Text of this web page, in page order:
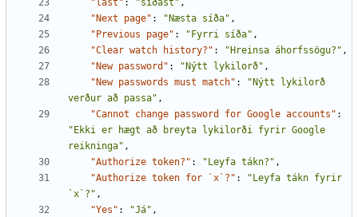
"last" : "síðast" ,
"Next page" : "Næsta síða" ,
"Previous page" : "Fyrri síða" ,
"Clear watch history?" : "Hreinsa áhorfssögu?" ,
"New password" : "Nýtt lykilorð" ,
"New passwords must match" :
"Nýtt lykilorð
verður að passa" ,
"Cannot change password for Google accounts" :
"Ekki er hægt að breyta lykilorði fyrir Google
reikninga" ,
"Authorize token?" : "Leyfa tákn?" ,
"Authorize token for `x`?" :
"Leyfa tákn fyrir
`x`?" ,
"Yes" : "Já" ,